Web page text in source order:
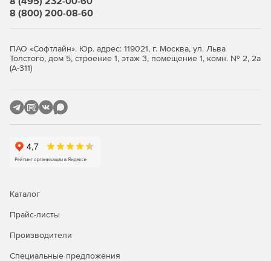
GeoniCS изначально настроен под зафиксированные
в российских нормативных документах требования к
инженерных коммуникаций и правил трассировки)
предоставляют пользователю гибкие инструменты
данных открыты, пользователь может пополнять их
собственными наработками.
модели поверхности и инженерных сетей,
встроены в общую информационную модель
8 (800) 200-08-60
ПАО «Софтлайн». Юр. адрес: 119021, г. Москва, ул. Льва
Толстого, дом 5, строение 1, этаж 3, помещение 1, комн. № 2, 2а
(А-311)
Каталог
Прайс-листы
Производители
Специальные предложения